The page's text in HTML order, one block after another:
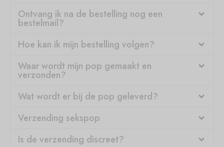
Ontvang ik na de bestelling nog een
bestelmail?
Hoe kan ik mijn bestelling volgen?
Waar wordt mijn pop gemaakt en
verzonden?
Wat wordt er bij de pop geleverd?
Verzending sekspop
Is de verzending discreet?